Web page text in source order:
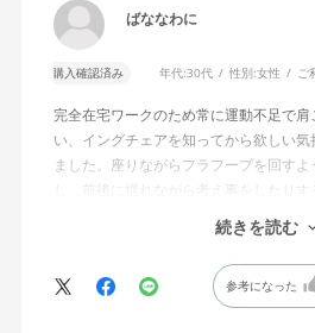
ばななわに
購入確認済み 年代:30代 性別:女性 ご
完全在宅ワークのため常に運動不足で
い、イングチェアを知ってから欲しい
ました。座りながらフラフープを回す
し、前後に揺れながら考え事をしたり
す。カチャカチャ音が鳴るわけではない
れてばっかだと怒られそうですが、自宅
特に前後に揺らす時にヘッドレストあ
えます。揺れを止める機能もちゃんとあ
続きを読む
参考になった